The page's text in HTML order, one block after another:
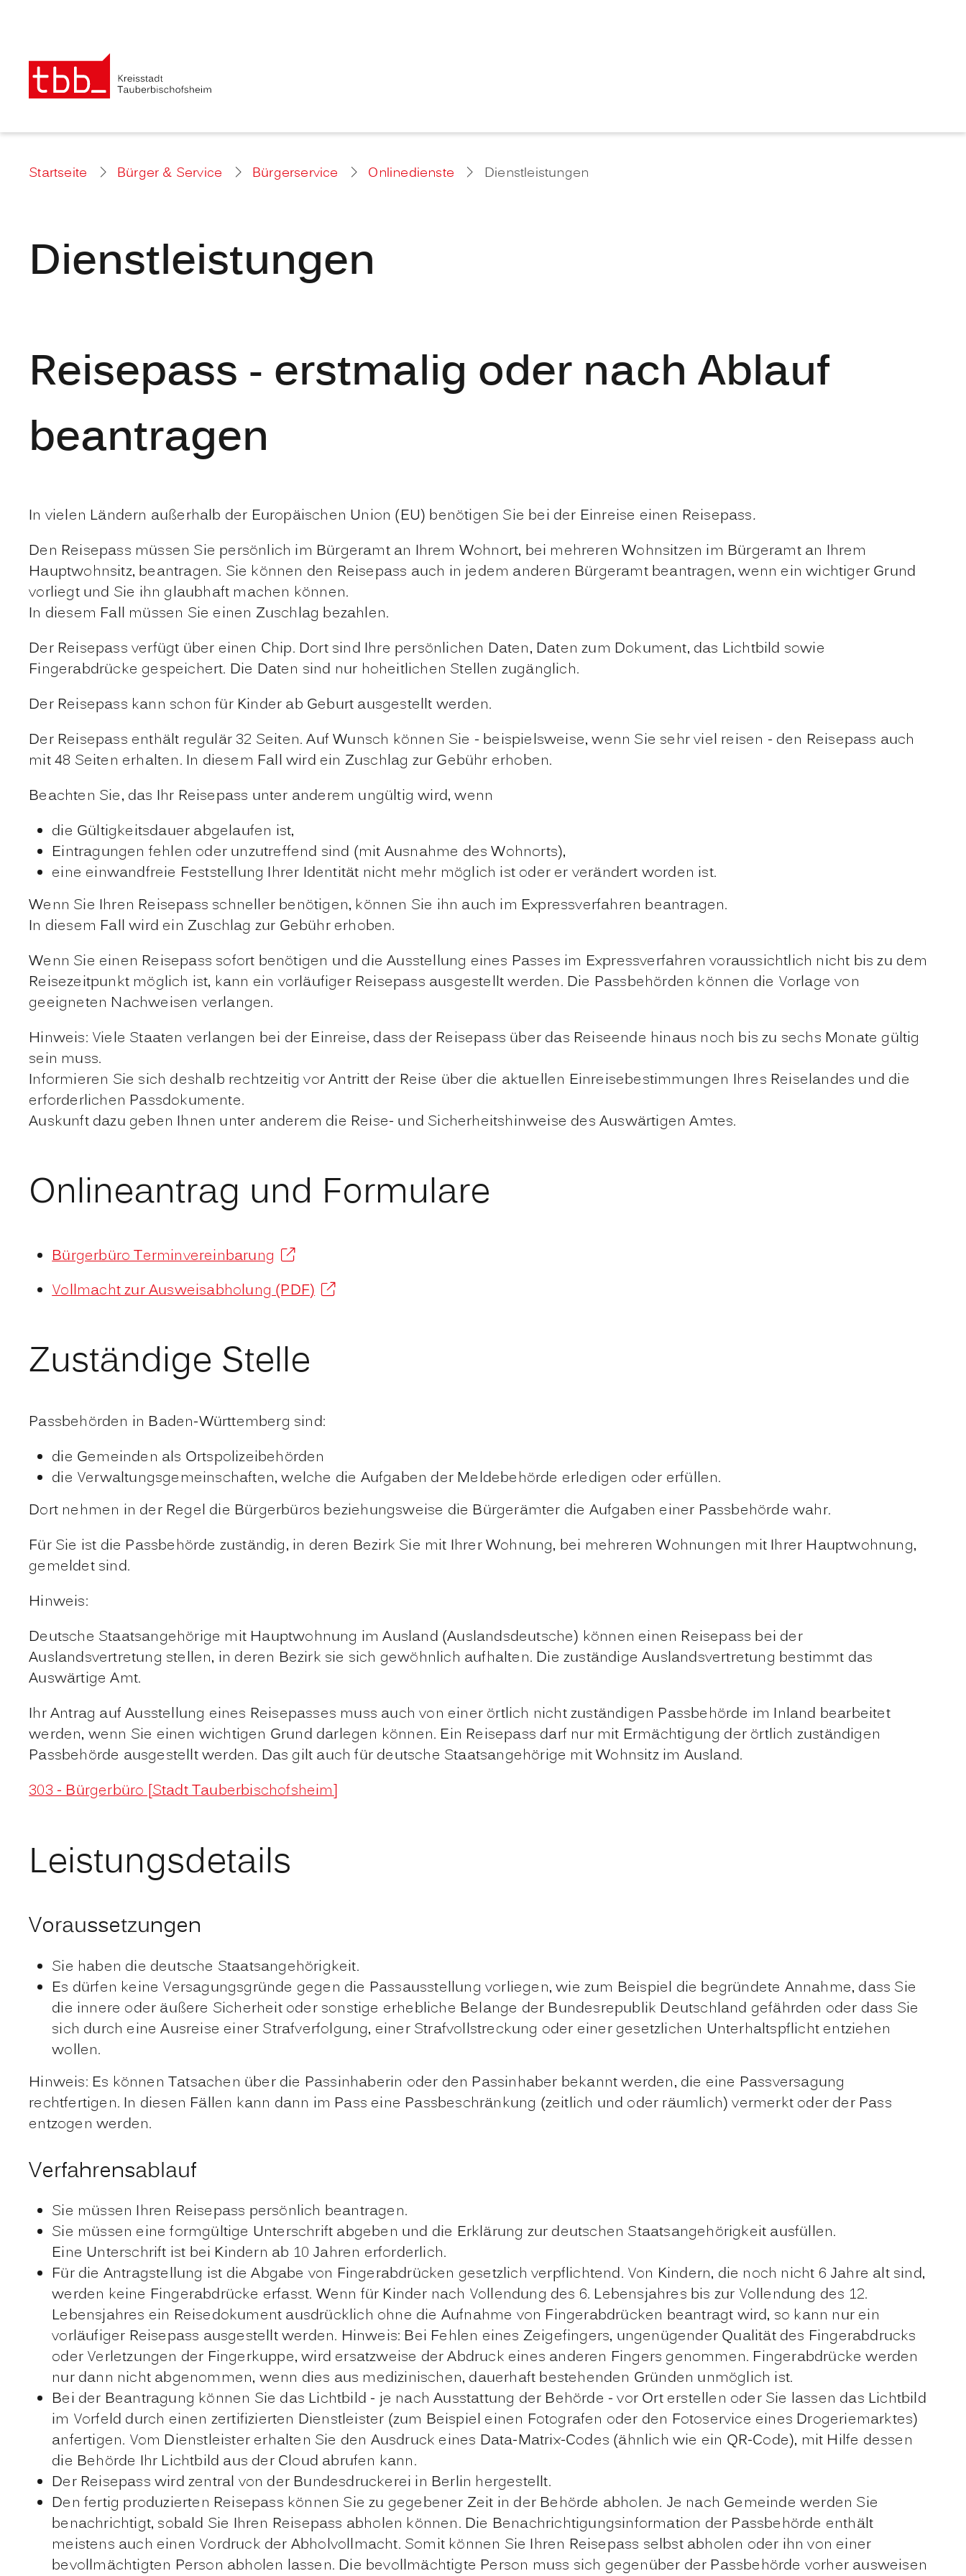
Startseite Bürger & Service Bürgerservice Onlinedienste Dienstleistungen
Dienstleistungen
Reisepass - erstmalig oder nach Ablauf
beantragen
In vielen Ländern außerhalb der Europäischen Union (EU) benötigen Sie bei der Einreise einen Reisepass.
Den Reisepass müssen Sie persönlich im Bürgeramt an Ihrem Wohnort, bei mehreren Wohnsitzen im Bürgeramt an Ihrem
Hauptwohnsitz, beantragen. Sie können den Reisepass auch in jedem anderen Bürgeramt beantragen, wenn ein wichtiger Grund
vorliegt und Sie ihn glaubhaft machen können.
In diesem Fall müssen Sie einen Zuschlag bezahlen.
Der Reisepass verfügt über einen Chip. Dort sind Ihre persönlichen Daten, Daten zum Dokument, das Lichtbild sowie
Fingerabdrücke gespeichert. Die Daten sind nur hoheitlichen Stellen zugänglich.
Der Reisepass kann schon für Kinder ab Geburt ausgestellt werden.
Der Reisepass enthält regulär 32 Seiten. Auf Wunsch können Sie - beispielsweise, wenn Sie sehr viel reisen - den Reisepass auch
mit 48 Seiten erhalten. In diesem Fall wird ein Zuschlag zur Gebühr erhoben.
Beachten Sie, das Ihr Reisepass unter anderem ungültig wird, wenn
die Gültigkeitsdauer abgelaufen ist,
Eintragungen fehlen oder unzutreffend sind (mit Ausnahme des Wohnorts),
eine einwandfreie Feststellung Ihrer Identität nicht mehr möglich ist oder er verändert worden ist.
Wenn Sie Ihren Reisepass schneller benötigen, können Sie ihn auch im Expressverfahren beantragen.
In diesem Fall wird ein Zuschlag zur Gebühr erhoben.
Wenn Sie einen Reisepass sofort benötigen und die Ausstellung eines Passes im Expressverfahren voraussichtlich nicht bis zu dem
Reisezeitpunkt möglich ist, kann ein vorläufiger Reisepass ausgestellt werden. Die Passbehörden können die Vorlage von
geeigneten Nachweisen verlangen.
Hinweis: Viele Staaten verlangen bei der Einreise, dass der Reisepass über das Reiseende hinaus noch bis zu sechs Monate gültig
sein muss.
Informieren Sie sich deshalb rechtzeitig vor Antritt der Reise über die aktuellen Einreisebestimmungen Ihres Reiselandes und die
erforderlichen Passdokumente.
Auskunft dazu geben Ihnen unter anderem die Reise- und Sicherheitshinweise des Auswärtigen Amtes.
Onlineantrag und Formulare
Bürgerbüro Terminvereinbarung
Vollmacht zur Ausweisabholung (PDF)
Zuständige Stelle
Passbehörden in Baden-Württemberg sind:
die Gemeinden als Ortspolizeibehörden
die Verwaltungsgemeinschaften, welche die Aufgaben der Meldebehörde erledigen oder erfüllen.
Dort nehmen in der Regel die Bürgerbüros beziehungsweise die Bürgerämter die Aufgaben einer Passbehörde wahr.
Für Sie ist die Passbehörde zuständig, in deren Bezirk Sie mit Ihrer Wohnung, bei mehreren Wohnungen mit Ihrer Hauptwohnung,
gemeldet sind.
Hinweis:
Deutsche Staatsangehörige mit Hauptwohnung im Ausland (Auslandsdeutsche) können einen Reisepass bei der
Auslandsvertretung stellen, in deren Bezirk sie sich gewöhnlich aufhalten. Die zuständige Auslandsvertretung bestimmt das
Auswärtige Amt.
Ihr Antrag auf Ausstellung eines Reisepasses muss auch von einer örtlich nicht zuständigen Passbehörde im Inland bearbeitet
werden, wenn Sie einen wichtigen Grund darlegen können. Ein Reisepass darf nur mit Ermächtigung der örtlich zuständigen
Passbehörde ausgestellt werden. Das gilt auch für deutsche Staatsangehörige mit Wohnsitz im Ausland.
303 - Bürgerbüro [Stadt Tauberbischofsheim]
Leistungsdetails
Voraussetzungen
Sie haben die deutsche Staatsangehörigkeit.
Es dürfen keine Versagungsgründe gegen die Passausstellung vorliegen, wie zum Beispiel die begründete Annahme, dass Sie
die innere oder äußere Sicherheit oder sonstige erhebliche Belange der Bundesrepublik Deutschland gefährden oder dass Sie
sich durch eine Ausreise einer Strafverfolgung, einer Strafvollstreckung oder einer gesetzlichen Unterhaltspflicht entziehen
wollen.
Hinweis: Es können Tatsachen über die Passinhaberin oder den Passinhaber bekannt werden, die eine Passversagung
rechtfertigen. In diesen Fällen kann dann im Pass eine Passbeschränkung (zeitlich und oder räumlich) vermerkt oder der Pass
entzogen werden.
Verfahrensablauf
Sie müssen Ihren Reisepass persönlich beantragen.
Sie müssen eine formgültige Unterschrift abgeben und die Erklärung zur deutschen Staatsangehörigkeit ausfüllen.
Eine Unterschrift ist bei Kindern ab 10 Jahren erforderlich.
Für die Antragstellung ist die Abgabe von Fingerabdrücken gesetzlich verpflichtend. Von Kindern, die noch nicht 6 Jahre alt sind,
werden keine Fingerabdrücke erfasst. Wenn für Kinder nach Vollendung des 6. Lebensjahres bis zur Vollendung des 12.
Lebensjahres ein Reisedokument ausdrücklich ohne die Aufnahme von Fingerabdrücken beantragt wird, so kann nur ein
vorläufiger Reisepass ausgestellt werden. Hinweis: Bei Fehlen eines Zeigefingers, ungenügender Qualität des Fingerabdrucks
oder Verletzungen der Fingerkuppe, wird ersatzweise der Abdruck eines anderen Fingers genommen. Fingerabdrücke werden
nur dann nicht abgenommen, wenn dies aus medizinischen, dauerhaft bestehenden Gründen unmöglich ist.
Bei der Beantragung können Sie das Lichtbild - je nach Ausstattung der Behörde - vor Ort erstellen oder Sie lassen das Lichtbild
im Vorfeld durch einen zertifizierten Dienstleister (zum Beispiel einen Fotografen oder den Fotoservice eines Drogeriemarktes)
anfertigen. Vom Dienstleister erhalten Sie den Ausdruck eines Data-Matrix-Codes (ähnlich wie ein QR-Code), mit Hilfe dessen
die Behörde Ihr Lichtbild aus der Cloud abrufen kann.
Der Reisepass wird zentral von der Bundesdruckerei in Berlin hergestellt.
Den fertig produzierten Reisepass können Sie zu gegebener Zeit in der Behörde abholen. Je nach Gemeinde werden Sie
benachrichtigt, sobald Sie Ihren Reisepass abholen können. Die Benachrichtigungsinformation der Passbehörde enthält
meistens auch einen Vordruck der Abholvollmacht. Somit können Sie Ihren Reisepass selbst abholen oder ihn von einer
bevollmächtigten Person abholen lassen. Die bevollmächtigte Person muss sich gegenüber der Passbehörde vorher ausweisen